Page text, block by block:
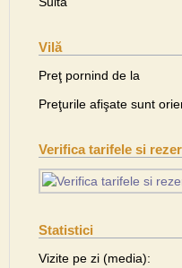
Vilă
Preţ pornind de la
Preţurile afişate sunt
Verifica tarifele si
Statistici
Vizite pe zi (media):